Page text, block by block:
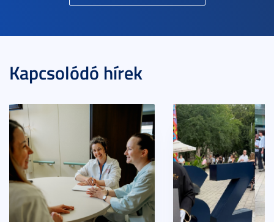
Kapcsolódó hírek